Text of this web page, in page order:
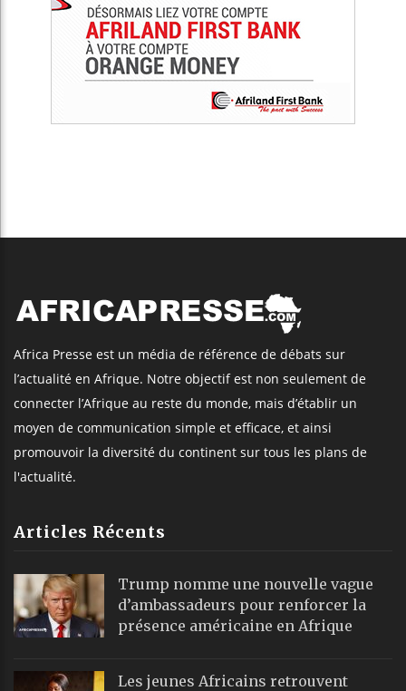
Africa Presse est un média de référence de débats sur
l’actualité en Afrique. Notre objectif est non seulement de
connecter l’Afrique au reste du monde, mais d’établir un
moyen de communication simple et efficace, et ainsi
promouvoir la diversité du continent sur tous les plans de
l'actualité.
Articles Récents
Trump nomme une nouvelle vague
d’ambassadeurs pour renforcer la
présence américaine en Afrique
Les jeunes Africains retrouvent